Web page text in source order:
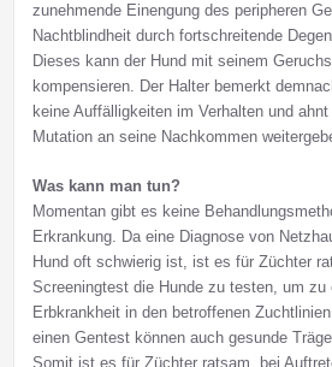
zunehmende Einengung des peripheren
Nachtblindheit durch fortschreitende
Dieses kann der Hund mit seinem
kompensieren. Der Halter bemerkt
keine Auffälligkeiten im Verhalten und
Mutation an seine Nachkommen
Was kann man tun?
Momentan gibt es keine
Erkrankung. Da eine Diagnose von
Hund oft schwierig ist, ist es für Züchter
Screeningtest die Hunde zu testen, um zu
Erbkrankheit in den betroffenen
einen Gentest können auch gesunde
Somit ist es für Züchter ratsam, bei